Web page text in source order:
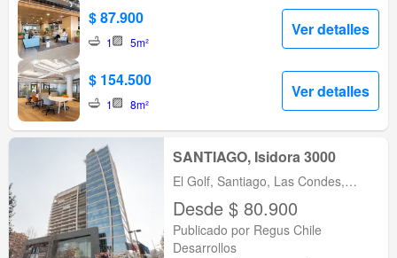
$ 87.900
1 5m²
Ver detalles
$ 154.500
1 8m²
Ver detalles
SANTIAGO, Isidora 3000
El Golf, Santiago, Las Condes,
Región Metropolitana de Santiago
Desde $ 80.900
Publicado por Regus Chile
Desarrollos